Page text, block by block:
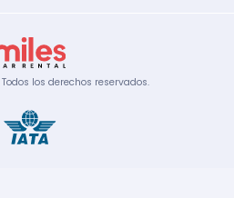
Todos los derechos reservados.